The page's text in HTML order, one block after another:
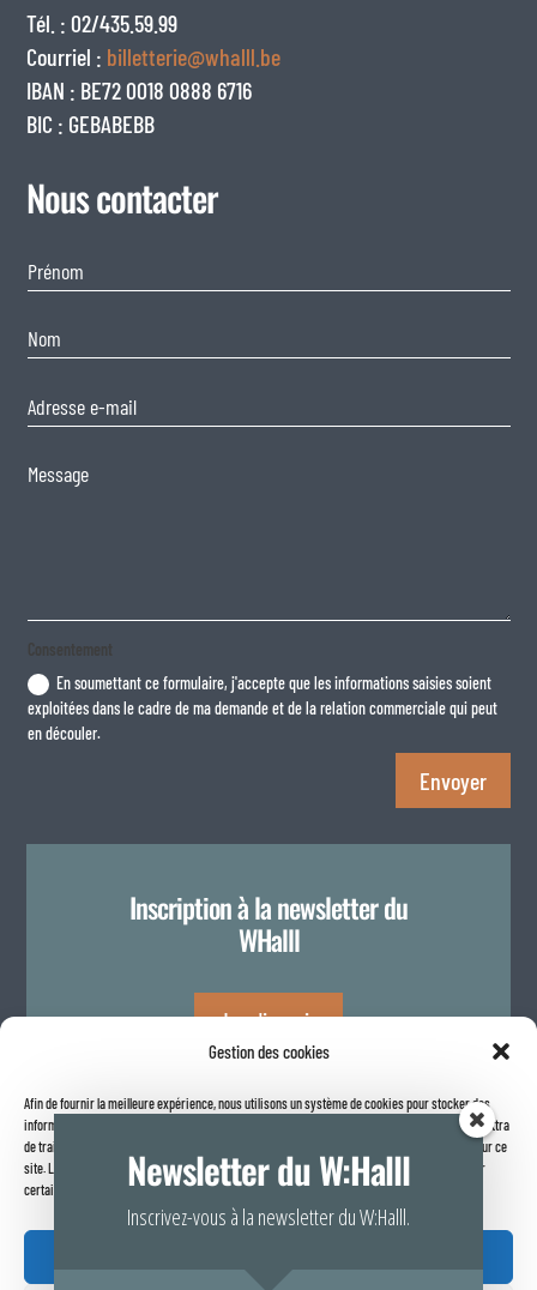
Gestion des cookies
Afin de fournir la meilleure expérience, nous utilisons un système de cookies pour stocker des
informations sur votre navigateur internet. Le fait de consentir à ces technologies nous permettra
de traiter des données telles que le comportement de navigation ou les identifiants uniques sur ce
site. Le fait de ne pas consentir ou de retirer son consentement peut avoir un effet négatif sur
certaines caractéristiques et fonctions.
Tél. : 02/435.59.99
Courriel : billetterie@whalll.be
IBAN : BE72 0018 0888 6716
BIC : GEBABEBB
Nous contacter
Consentement
En soumettant ce formulaire, j'accepte que les informations saisies soient
exploitées dans le cadre de ma demande et de la relation commerciale qui peut
en découler.
Envoyer
Inscription à la newsletter du
WHalll
Je m'inscris
Newsletter du W:Halll
Inscrivez-vous à la newsletter du W:Halll.